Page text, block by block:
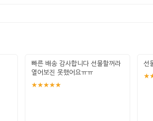
빠른 배송 감사합니다 선물할꺼라
열어보진 못했어요ㅠㅠ
★★★★★
선